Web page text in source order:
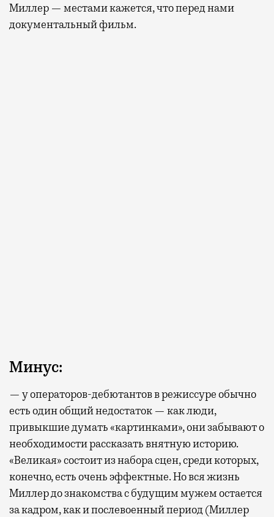
Миллер — местами кажется, что перед нами
документальный фильм.
Минус:
— у операторов-дебютантов в режиссуре обычно
есть один общий недостаток — как люди,
привыкшие думать «картинками», они забывают о
необходимости рассказать внятную историю.
«Великая» состоит из набора сцен, среди которых,
конечно, есть очень эффектные. Но вся жизнь
Миллер до знакомства с будущим мужем остается
за кадром, как и послевоенный период (Миллер